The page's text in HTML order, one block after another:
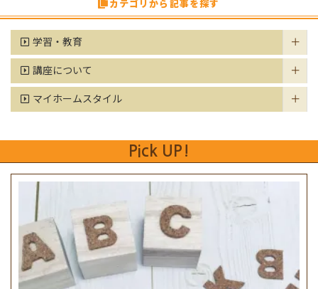
カテゴリから記事を探す
学習・教育
講座について
マイホームスタイル
Pick UP!